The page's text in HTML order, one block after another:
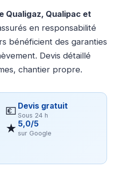
Qualigaz, Qualipac et
en responsabilité
bénéficient des garanties
Devis détaillé
chantier propre.
💶 Devis gratuit
Sous 24 h
★ 5,0/5
sur Google